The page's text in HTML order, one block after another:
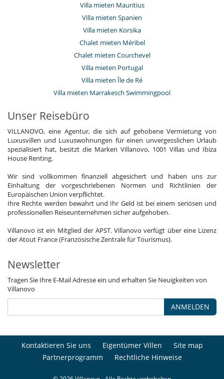
Villa mieten Mauritius
Villa mieten Spanien
Villa mieten Korsika
Chalet mieten Méribel
Chalet mieten Courchevel
Villa mieten Portugal
Villa mieten Île de Ré
Villa mieten Marrakesch Swimmingpool
Unser Reisebüro
VILLANOVO, eine Agentur, die sich auf gehobene Vermietung von
Luxusvillen und Luxuswohnungen für einen unvergesslichen Urlaub
spezialisiert hat, besitzt die Marken Villanovo, 1001 Villas und Ibiza
House Renting.
Wir sind vollkommen finanziell abgesichert und haben uns zur
Einhaltung der vorgeschriebenen Normen und Richtlinien der
Europäischen Union verpflichtet.
Ihre Rechte werden bewahrt und Ihr Geld ist bei einem seriösen und
professionellen Reiseunternehmen sicher aufgehoben.
Villanovo ist ein Mitglied der APST. Villanovo verfügt über eine Lizenz
der Atout France (Französische Zentrale für Tourismus).
Newsletter
Tragen Sie Ihre E-Mail Adresse ein und erhalten Sie Neuigkeiten von
Villanovo
ANMELDEN
Kontaktieren Sie uns Eigentümer Villen
Site map
Partnerprogramm
Rechtliche Hinweise